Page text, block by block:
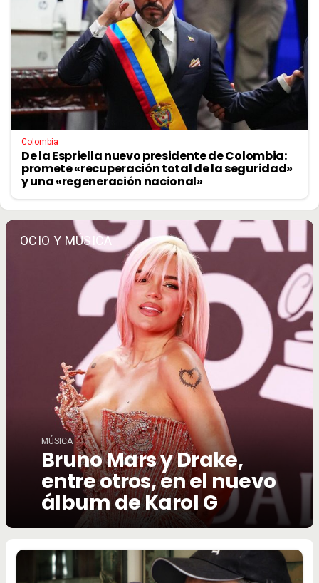
Colombia
De la Espriella nuevo presidente de Colombia:
promete «recuperación total de la seguridad»
y una «regeneración nacional»
OCIO Y MÚSICA
MÚSICA
Bruno Mars y Drake,
entre otros, en el nuevo
álbum de Karol G